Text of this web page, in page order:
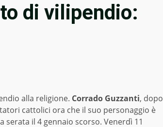
di vilipendio:
alla religione. Corrado Guzzanti, dopo
cattolici ora che il suo personaggio è
serata il 4 gennaio scorso. Venerdì 11